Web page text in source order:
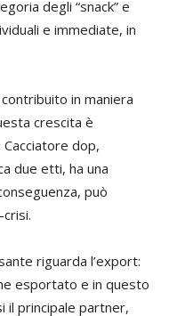
degli “snack” e
e immediate, in
in maniera
crescita è
dop,
due etti, ha una
può
riguarda l’export:
esportato e in questo
il principale partner,